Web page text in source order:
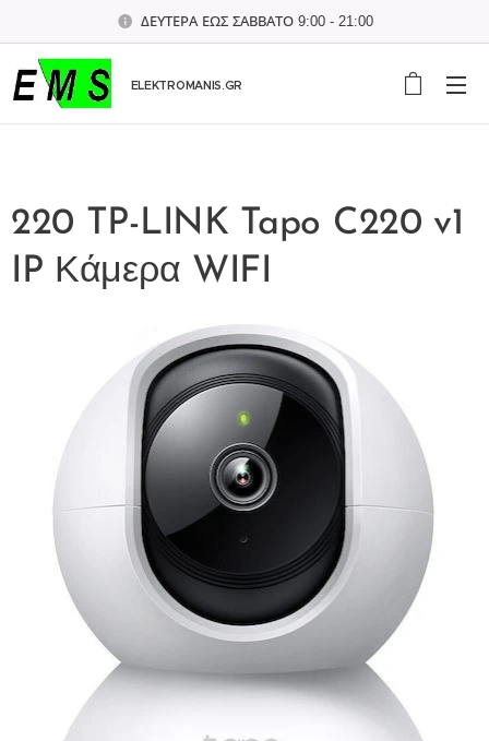
ΔΕΥΤΕΡΑ ΕΩΣ ΣΑΒΒΑΤΟ 9:00 - 21:00
ELEKTROMANIS.GR
220 TP-LINK Tapo C220 v1
IP Κάμερα WIFI